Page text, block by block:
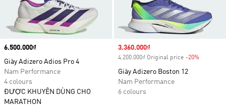
Price
6.500.000₫
Giày Adizero Adios Pro 4
Nam Performance
4 colours
ĐƯỢC KHUYÊN DÙNG CHO
MARATHON
Sale price
3.360.000₫
4.200.000₫ Original price -20%
Giày Adizero Boston 12
Nam Performance
6 colours